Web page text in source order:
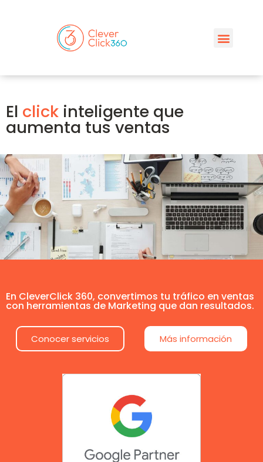
El click inteligente que
aumenta tus ventas
En CleverClick 360, convertimos tu tráfico en ventas
con herramientas de Marketing que dan resultados.
Conocer servicios Más información